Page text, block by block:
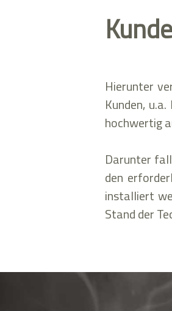
Hierunter
Kunden,
hochwertig
Darunter
den
installiert
Stand der